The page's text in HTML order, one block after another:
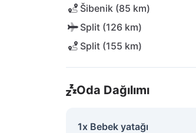
Šibenik (85 km)
Split (126 km)
Split (155 km)
Oda Dağılımı
1x Bebek yatağı